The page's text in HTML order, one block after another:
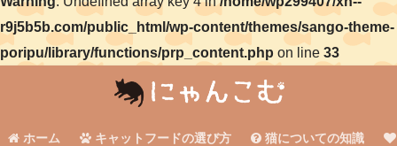
r9j5b5b.com/public_html/wp-content/themes/sango-theme-
poripu/library/functions/prp_content.php on line 33
ホーム キャットフードの選び方 猫についての知識